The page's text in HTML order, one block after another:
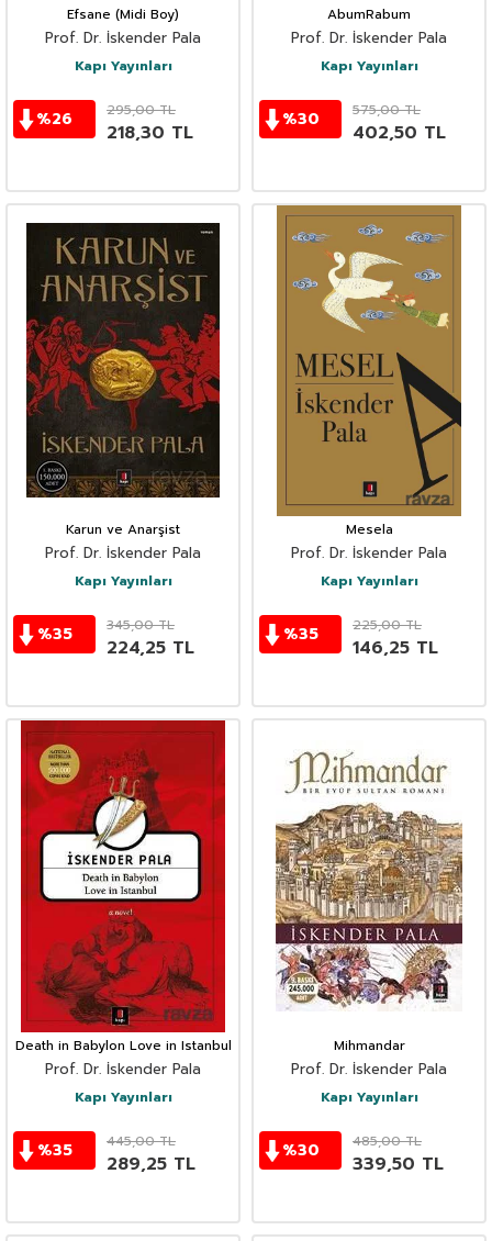
Efsane (Midi Boy)
Prof. Dr. İskender Pala
Kapı Yayınları
%26 295,00TL
218,30 TL
AbumRabum
Prof. Dr. İskender Pala
Kapı Yayınları
%30 575,00TL
402,50 TL
Karun ve Anarşist
Prof. Dr. İskender Pala
Kapı Yayınları
%35 345,00TL
224,25 TL
Mesela
Prof. Dr. İskender Pala
Kapı Yayınları
%35 225,00TL
146,25 TL
Death in Babylon Love in Istanbul
Prof. Dr. İskender Pala
Kapı Yayınları
%35 445,00TL
289,25 TL
Mihmandar
Prof. Dr. İskender Pala
Kapı Yayınları
%30 485,00TL
339,50 TL